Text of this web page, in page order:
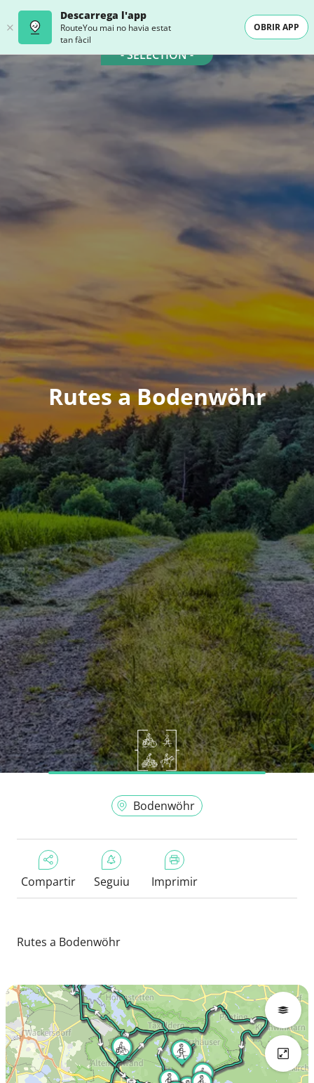
Descarrega l'app
RouteYou mai no havia estat
tan fàcil
OBRIR APP
- SELECTION -
Rutes a Bodenwöhr
Bodenwöhr
Compartir Seguiu Imprimir
Rutes a Bodenwöhr